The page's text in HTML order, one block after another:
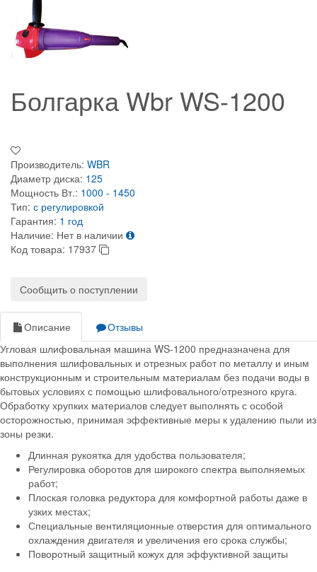
Болгарка Wbr WS-1200
Производитель: WBR
Диаметр диска: 125
Мощность Вт.: 1000 - 1450
Тип: с регулировкой
Гарантия: 1 год
Наличие: Нет в наличии
Код товара: 17937
Сообщить о поступлении
Описание
Отзывы
Угловая шлифовальная машина WS-1200 предназначена для
выполнения шлифовальных и отрезных работ по металлу и иным
конструкционным и строительным материалам без подачи воды в
бытовых условиях с помощью шлифовального/отрезного круга.
Обработку хрупких материалов следует выполнять с особой
осторожностью, принимая эффективные меры к удалению пыли из
зоны резки.
Длинная рукоятка для удобства пользователя;
Регулировка оборотов для широкого спектра выполняемых
работ;
Плоская головка редуктора для комфортной работы даже в
узких местах;
Специальные вентиляционные отверстия для оптимального
охлаждения двигателя и увеличения его срока службы;
Поворотный защитный кожух для эффуктивной защиты